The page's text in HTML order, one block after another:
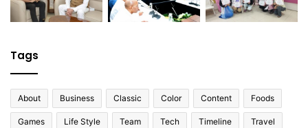
Tags
About Business Classic Color Content Foods
Games Life Style Team Tech Timeline Travel